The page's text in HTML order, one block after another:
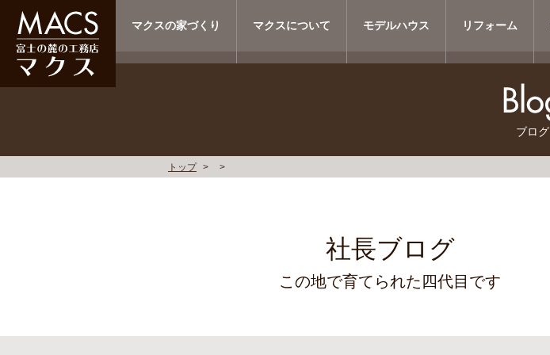
マクスの家づくり マクスについて モデルハウス リフォーム
ブログ
トップ
社長ブログ
この地で育てられた四代目です